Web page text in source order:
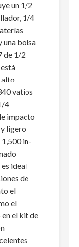
un 1/2
1/4
una bolsa
de 1/2
alto
vatios
4
impacto
ligero
in-
ideal
de
el
el
el kit de